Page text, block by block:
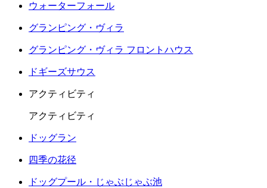
ウォーターフォール
グランピング・ヴィラ
グランピング・ヴィラ フロントハウス
ドギーズサウス
アクティビティ
アクティビティ
ドッグラン
四季の花径
ドッグプール・じゃぶじゃぶ池